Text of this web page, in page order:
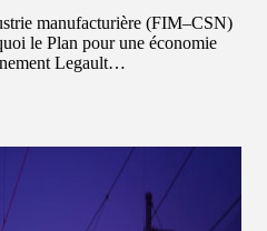
manufacturière (FIM–CSN)
le Plan pour une économie
Legault…